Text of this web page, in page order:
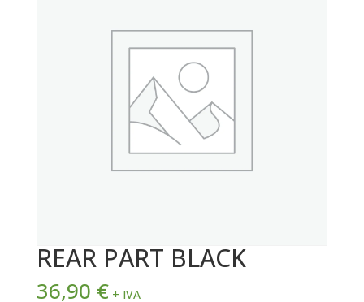
REAR PART BLACK
36,90 € + IVA